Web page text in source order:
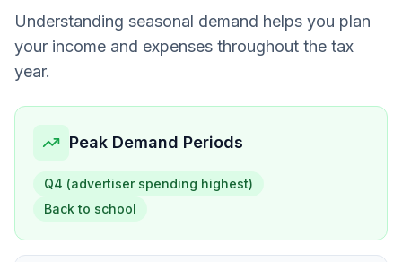
Understanding seasonal demand helps you plan
your income and expenses throughout the tax
year.
Peak Demand Periods
Q4 (advertiser spending highest)
Back to school